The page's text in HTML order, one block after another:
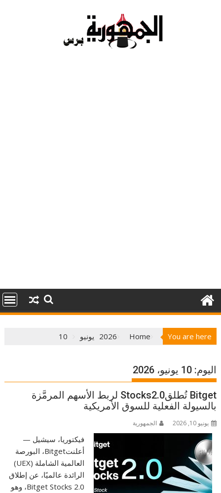
You are here
Home
2026 يونيو 10
اليوم:10 يونيو، 2026
Bitget تُطلقStocks2.0 لربط الأسهم المرمَّزة
بالسيولة الفعلية للسوق الأمريكية
يونيو 10, 2026 الجمهورية
فيكتوريا، سيشيل —
أعلنتBitget، البورصة
العالمية الشاملة (UEX)
الرائدة عالميًا، عن إطلاق
Bitget Stocks 2.0، وهو